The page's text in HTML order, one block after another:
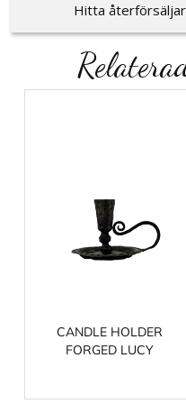
Hitta
CANDLE HOLDER
FORGED LUCY